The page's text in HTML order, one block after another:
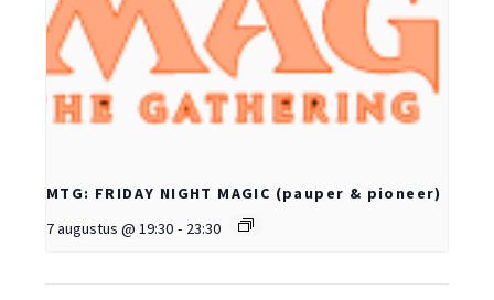
MTG: FRIDAY NIGHT MAGIC (pauper & pioneer)
7 augustus @ 19:30 - 23:30